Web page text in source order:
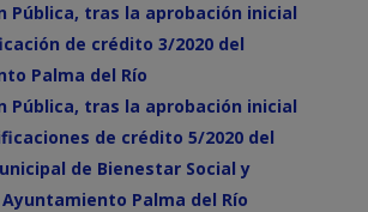
Pública, tras la aprobación inicial
de crédito 3/2020 del
Palma del Río
Pública, tras la aprobación inicial
de crédito 5/2020 del
de Bienestar Social y
Ayuntamiento Palma del Río